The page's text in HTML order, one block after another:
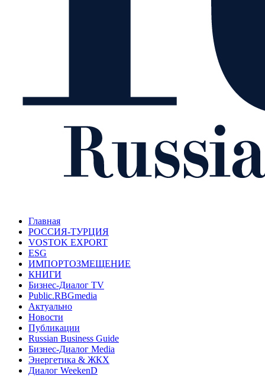
Главная
РОССИЯ-ТУРЦИЯ
VOSTOK EXPORT
ESG
ИМПОРТОЗМЕЩЕНИЕ
КНИГИ
Бизнес-Диалог TV
Public.RBGmedia
Актуально
Новости
Публикации
Russian Business Guide
Бизнес-Диалог Media
Энергетика & ЖКХ
Диалог WeekenD